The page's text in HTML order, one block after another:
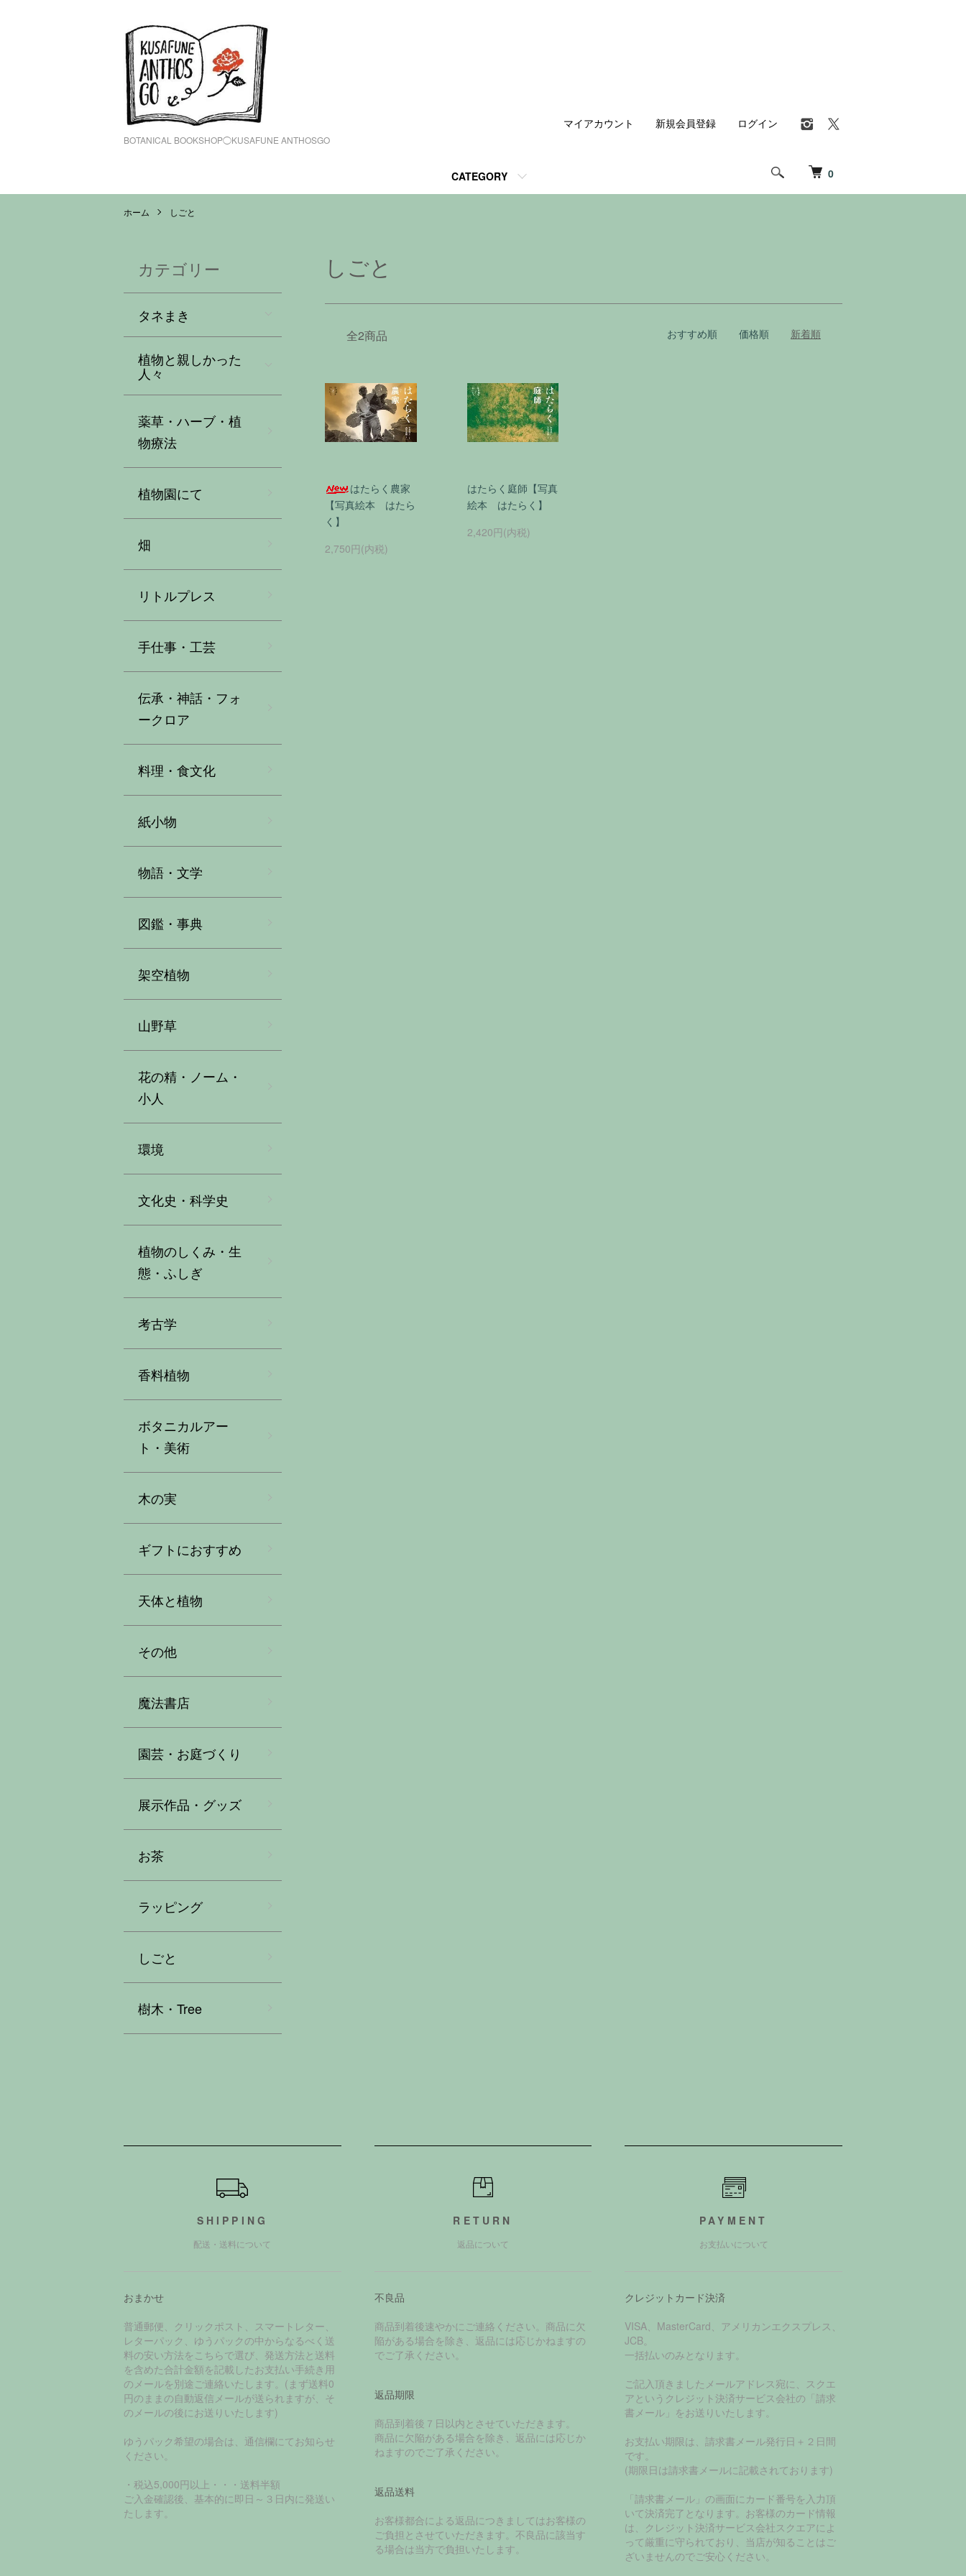
BOTANICAL BOOKSHOP◯KUSAFUNE ANTHOSGO
0
CATEGORY
マイアカウント 新規会員登録 ログイン
ホーム しごと
しごと
全2商品 おすすめ順 価格順 新着順
はたらく農家
【写真絵本 はたら
く】
2,750円(内税)
はたらく庭師【写真
絵本 はたらく】
2,420円(内税)
カテゴリー
タネまき
植物と親しかった
人々
薬草・ハーブ・植
物療法
植物園にて
畑
リトルプレス
手仕事・工芸
伝承・神話・フォ
ークロア
料理・食文化
紙小物
物語・文学
図鑑・事典
架空植物
山野草
花の精・ノーム・
小人
環境
文化史・科学史
植物のしくみ・生
態・ふしぎ
考古学
香料植物
ボタニカルアー
ト・美術
木の実
ギフトにおすすめ
天体と植物
その他
魔法書店
園芸・お庭づくり
展示作品・グッズ
お茶
ラッピング
しごと
樹木・Tree
SHIPPING
配送・送料について
おまかせ
普通郵便、クリックポスト、スマートレター、
レターパック、ゆうパックの中からなるべく送
料の安い方法をこちらで選び、発送方法と送料
を含めた合計金額を記載したお支払い手続き用
のメールを別途ご連絡いたします。(まず送料0
円のままの自動返信メールが送られますが、そ
のメールの後にお送りいたします)
ゆうパック希望の場合は、通信欄にてお知らせ
ください。
・税込5,000円以上・・・送料半額
ご入金確認後、基本的に即日～３日内に発送い
たします。
RETURN
返品について
不良品
商品到着後速やかにご連絡ください。商品に欠
陥がある場合を除き、返品には応じかねますの
でご了承ください。
返品期限
商品到着後７日以内とさせていただきます。
商品に欠陥がある場合を除き、返品には応じか
ねますのでご了承ください。
返品送料
お客様都合による返品につきましてはお客様の
ご負担とさせていただきます。不良品に該当す
る場合は当方で負担いたします。
PAYMENT
お支払いについて
クレジットカード決済
VISA、MasterCard、アメリカンエクスプレス、
JCB。
一括払いのみとなります。
ご記入頂きましたメールアドレス宛に、スクエ
アというクレジット決済サービス会社の「請求
書メール」をお送りいたします。
お支払い期限は、請求書メール発行日＋２日間
です。
(期限日は請求書メールに記載されております)
「請求書メール」の画面にカード番号を入力頂
いて決済完了となります。お客様のカード情報
は、クレジット決済サービス会社スクエアによ
って厳重に守られており、当店が知ることはご
ざいませんのでご安心ください。